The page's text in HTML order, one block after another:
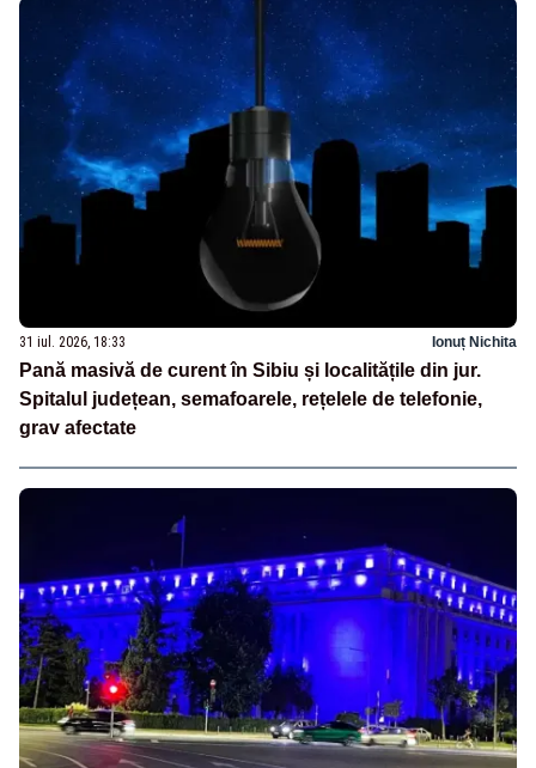
31 iul. 2026, 18:33 Ionuț Nichita
Pană masivă de curent în Sibiu și localitățile din jur.
Spitalul județean, semafoarele, rețelele de telefonie,
grav afectate